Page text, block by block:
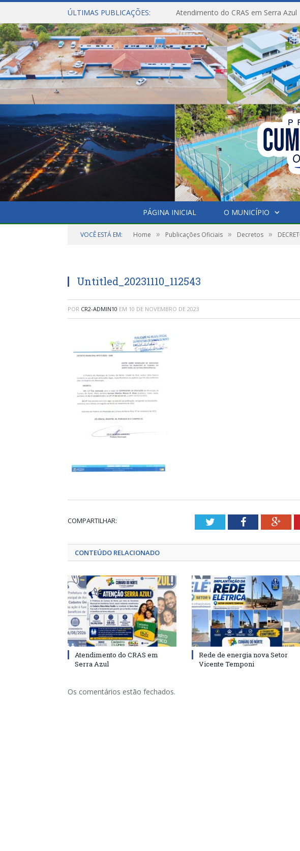
ÚLTIMAS PUBLICAÇÕES: Atendimento do CRAS em Serra Azul
PÁGINA INICIAL O MUNICÍPIO
VOCÊ ESTÁ EM: Home » Publicações Oficiais » Decretos »
Untitled_20231110_112543
POR CR2-ADMIN10 EM 10 DE NOVEMBRO DE 2023
COMPARTILHAR: TwitterFacebook
CONTEÚDO RELACIONADO
Atendimento do CRAS em
Serra Azul
Rede de energia nova Setor
Vicente Temponi
Os comentários estão fechados.